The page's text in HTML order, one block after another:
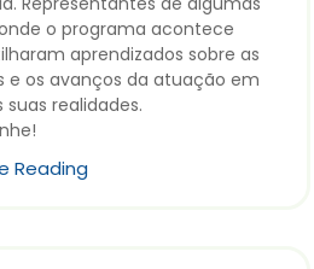
o programa acontece
aprendizados sobre as
e os avanços da atuação em
suas realidades.
Reading